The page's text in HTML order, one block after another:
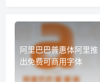
阿里巴巴普惠体阿里推
出免费可商用字体